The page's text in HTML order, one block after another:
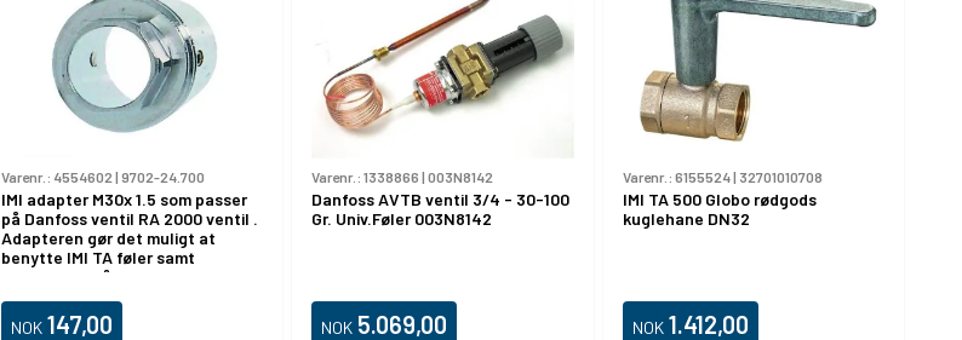
Varenr.: 4554602 | 9702-24.700
IMI adapter M30x 1.5 som passer
på Danfoss ventil RA 2000 ventil .
Adapteren gør det muligt at
benytte IMI TA føler samt
telestatter på andre fabrikater
NOK 147,00
Varenr.: 1338866 | 003N8142
Danfoss AVTB ventil 3/4 - 30-100
Gr. Univ.Føler 003N8142
NOK 5.069,00
Varenr.: 6155524| 32701010708
IMI TA 500 Globo rødgods
kuglehane DN32
NOK 1.412,00